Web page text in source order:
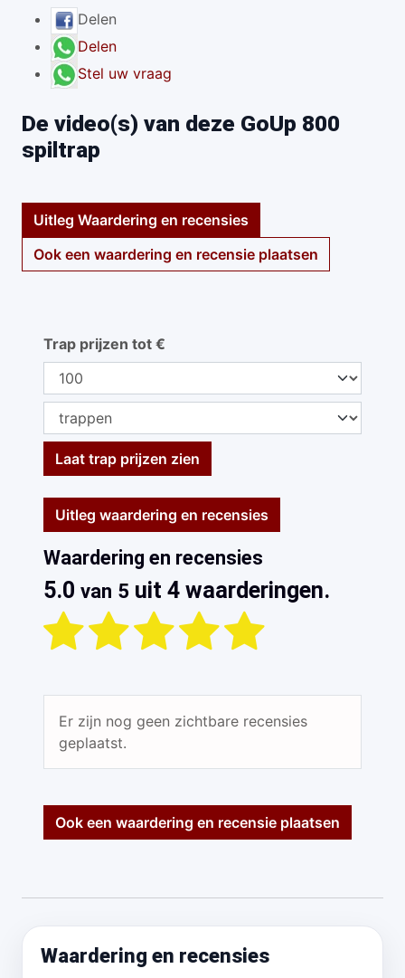
Delen
Delen
Stel uw vraag
De video(s) van deze GoUp 800
spiltrap
Uitleg Waardering en recensies
Ook een waardering en recensie plaatsen
Trap prijzen tot €
Laat trap prijzen zien
Uitleg waardering en recensies
Waardering en recensies
5.0 van 5 uit 4 waarderingen.
Er zijn nog geen zichtbare recensies
geplaatst.
Ook een waardering en recensie plaatsen
Waardering en recensies